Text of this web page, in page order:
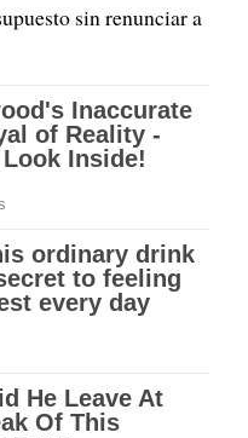
sin renunciar a